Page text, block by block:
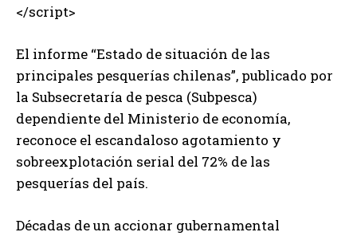
</script>
El informe “Estado de situación de las
principales pesquerías chilenas”, publicado por
la Subsecretaría de pesca (Subpesca)
dependiente del Ministerio de economía,
reconoce el escandaloso agotamiento y
sobreexplotación serial del 72% de las
pesquerías del país.
Décadas de un accionar gubernamental